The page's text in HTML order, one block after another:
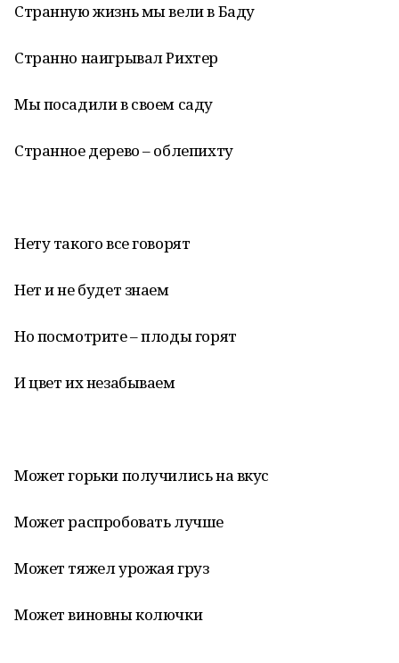
Странную жизнь мы вели в Баду
Странно наигрывал Рихтер
Мы посадили в своем саду
Странное дерево – облепихту
Нету такого все говорят
Нет и не будет знаем
Но посмотрите – плоды горят
И цвет их незабываем
Может горьки получились на вкус
Может распробовать лучше
Может тяжел урожая груз
Может виновны колючки